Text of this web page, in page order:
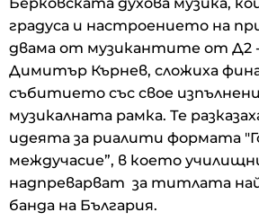
градуса и настроението на
двама от музикантите от Д2
Димитър Кърнев, сложиха
събитието със свое
музикалната рамка. Те
идеята за риалити формата
междучасие”, в което
надпреварват за титлата
банда на България.